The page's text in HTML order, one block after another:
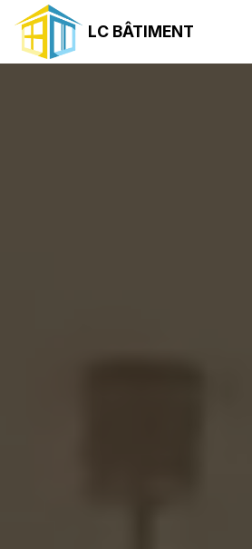
LC BÂTIMENT
Panneau de gestion des cookies